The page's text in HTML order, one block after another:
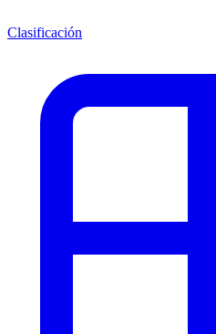
Clasificación